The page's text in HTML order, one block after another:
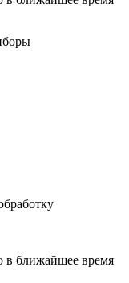
ближайшее время